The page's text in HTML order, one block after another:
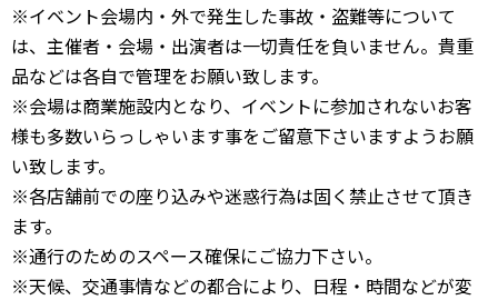
※イベント会場内・外で発生した事故・盗難等について
は、主催者・会場・出演者は一切責任を負いません。貴重
品などは各自で管理をお願い致します。
※会場は商業施設内となり、イベントに参加されないお客
様も多数いらっしゃいます事をご留意下さいますようお願
い致します。
※各店舗前での座り込みや迷惑行為は固く禁止させて頂き
ます。
※通行のためのスペース確保にご協力下さい。
※天候、交通事情などの都合により、日程・時間などが変